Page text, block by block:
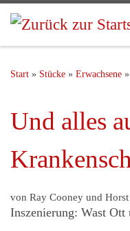
Start » Stücke » Erwachsene »
Und alles
von Ray Cooney und
Inszenierung: Wast